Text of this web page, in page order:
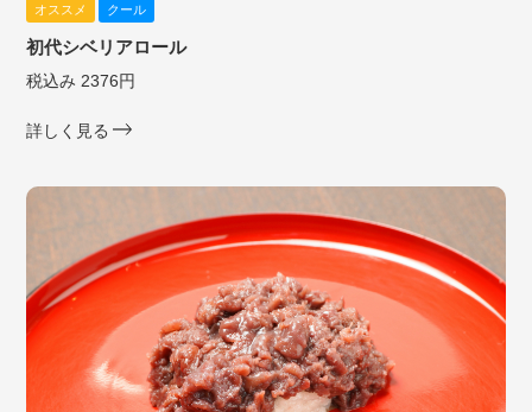
オススメ クール
初代シベリアロール
税込み 2376円
詳しく見る